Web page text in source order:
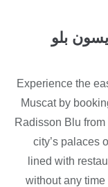
بلو
Experience the
Muscat by
Radisson Blu
city’s palaces
lined with
without any time